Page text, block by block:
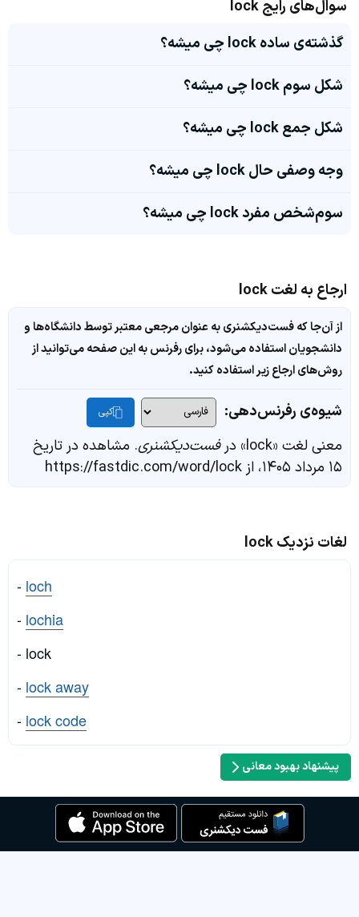
سوال‌های رایج lock
گذشته‌ی ساده lock چی میشه؟
شکل سوم lock چی میشه؟
شکل جمع lock چی میشه؟
وجه وصفی حال lock چی میشه؟
سوم‌شخص مفرد lock چی میشه؟
ارجاع به لغت lock
از آن‌جا که فست‌دیکشنری به عنوان مرجعی معتبر توسط دانشگاه‌ها و
دانشجویان استفاده می‌شود، برای رفرنس به این صفحه می‌توانید از
روش‌های ارجاع زیر استفاده کنید.
شیوه‌ی رفرنس‌دهی: کپی
معنی لغت «lock» در فست‌دیکشنری. مشاهده در تاریخ
۱۵ مرداد ۱۴۰۵، از https://fastdic.com/word/lock
لغات نزدیک lock
- loch
- lochia
- lock
- lock away
- lock code
پیشنهاد بهبود معانی